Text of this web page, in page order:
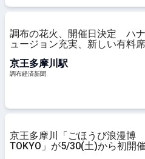
調布の花火、開催日決定 ハナ
ュージョン充実、新しい有料
京王多摩川駅
調布経済新聞
京王多摩川「ごほうび浪漫博
TOKYO」が5/30(土)から初開催